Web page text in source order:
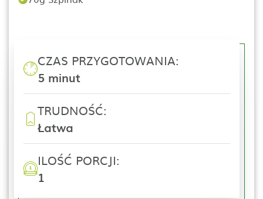
CZAS PRZYGOTOWANIA:
5 minut
TRUDNOŚĆ:
Łatwa
ILOŚĆ PORCJI:
1